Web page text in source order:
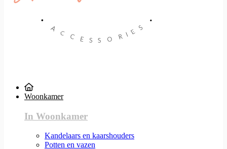
Woonkamer
In Woonkamer
Kandelaars en kaarshouders
Potten en vazen